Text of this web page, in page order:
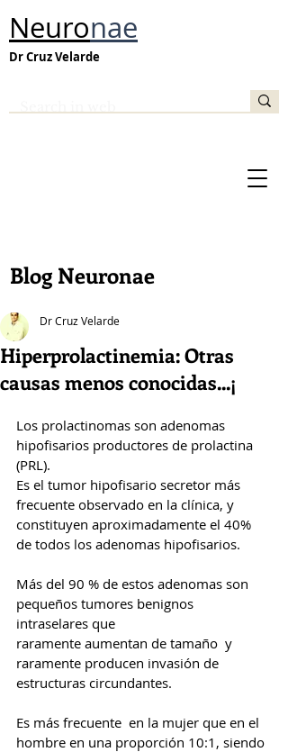
Neuronae
Dr Cruz Velarde
Blog Neuronae
Hiperprolactinemia: Otras
causas menos conocidas...¡
Dr Cruz Velarde
Los prolactinomas son adenomas
hipofisarios productores de prolactina
(PRL).
Es el tumor hipofisario secretor más
frecuente observado en la clínica, y
constituyen aproximadamente el 40%
de todos los adenomas hipofisarios.
Más del 90 % de estos adenomas son
pequeños tumores benignos
intraselares que
raramente aumentan de tamaño  y
raramente producen invasión de
estructuras circundantes.
Es más frecuente  en la mujer que en el
hombre en una proporción 10:1, siendo